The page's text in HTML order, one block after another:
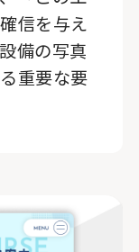
信を与え
備の写真
重要な要